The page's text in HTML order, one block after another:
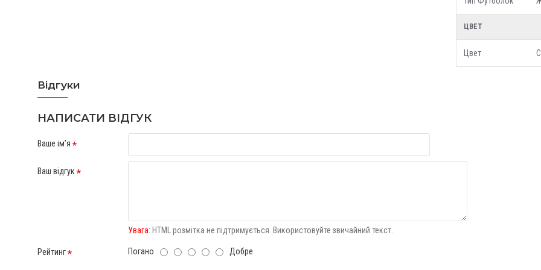
ЦВЕТ
Цвет
Відгуки
Відгуків про цей товар ще не було.
НАПИСАТИ ВІДГУК